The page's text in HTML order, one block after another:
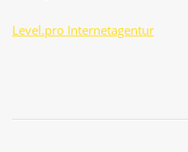
Level.pro Internetagentur